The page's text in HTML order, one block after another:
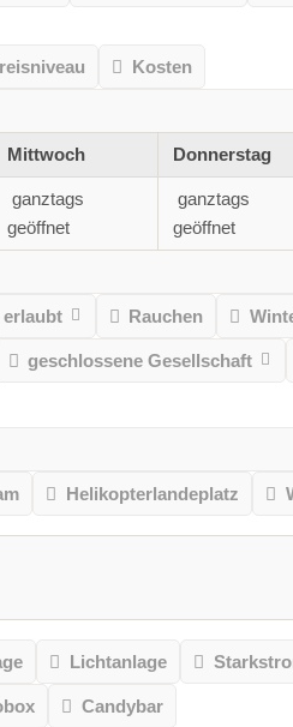
Kosten
Mittwoch Donnerstag
ganztags
geöffnet
ganztags
geöffnet
erlaubt Rauchen
geschlossene Gesellschaft
Helikopterlandeplatz
Lichtanlage
Candybar